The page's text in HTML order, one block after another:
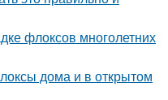
флоксов многолетних
дома и в открытом